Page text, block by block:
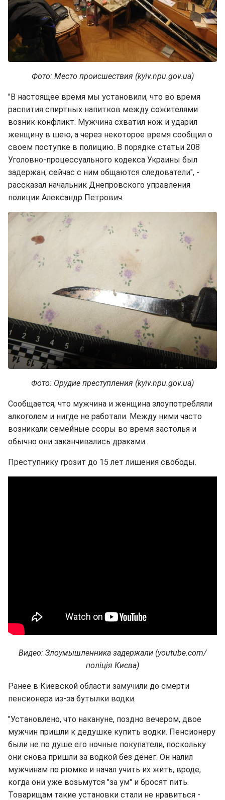
Фото: Место происшествия (kyiv.npu.gov.ua)
"В настоящее время мы установили, что во время
распития спиртных напитков между сожителями
возник конфликт. Мужчина схватил нож и ударил
женщину в шею, а через некоторое время сообщил о
своем поступке в полицию. В порядке статьи 208
Уголовно-процессуального кодекса Украины был
задержан, сейчас с ним общаются следователи", -
рассказал начальник Днепровского управления
полиции Александр Петрович.
Фото: Орудие преступления (kyiv.npu.gov.ua)
Сообщается, что мужчина и женщина злоупотребляли
алкоголем и нигде не работали. Между ними часто
возникали семейные ссоры во время застолья и
обычно они заканчивались драками.
Преступнику грозит до 15 лет лишения свободы.
Видео: Злоумышленника задержали (youtube.com/
поліція Києва)
Ранее в Киевской области замучили до смерти
пенсионера из-за бутылки водки.
"Установлено, что накануне, поздно вечером, двое
мужчин пришли к дедушке купить водки. Пенсионеру
были не по душе его ночные покупатели, поскольку
они снова пришли за водкой без денег. Он налил
мужчинам по рюмке и начал учить их жить, вроде,
когда они уже возьмутся "за ум" и бросят пить.
Товарищам такие установки стали не нравиться -